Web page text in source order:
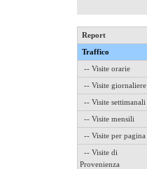
Report
Traffico
-- Visite orarie
-- Visite giornaliere
-- Visite settimanali
-- Visite mensili
-- Visite per pagina
-- Visite di
Provenienza